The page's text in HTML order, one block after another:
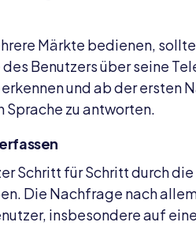
Märkte bedienen,
Benutzers über seine
und ab der ersten
Sprache zu antworten.
Schritt für Schritt durch die
Die Nachfrage nach
insbesondere auf